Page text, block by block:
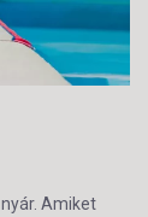
Amiket